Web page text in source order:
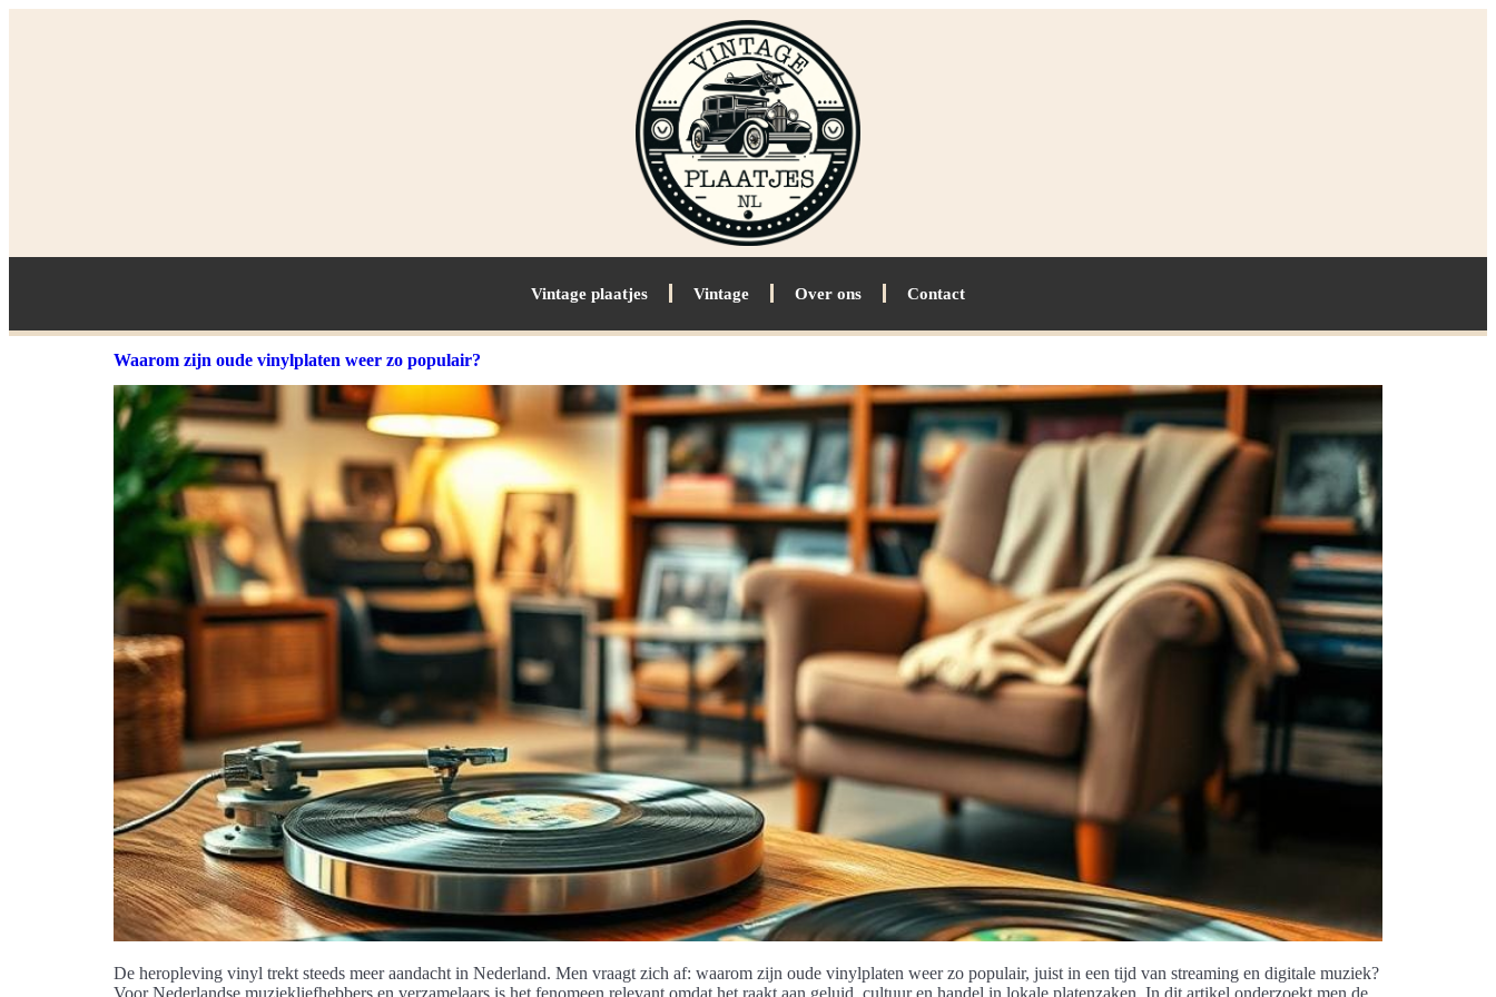
Vintage plaatjes Vintage Over ons Contact
Waarom zijn oude vinylplaten weer zo populair?
De heropleving vinyl trekt steeds meer aandacht in Nederland. Men vraagt zich af: waarom zijn oude vinylplaten weer zo populair, juist in een tijd van streaming en digitale muziek?